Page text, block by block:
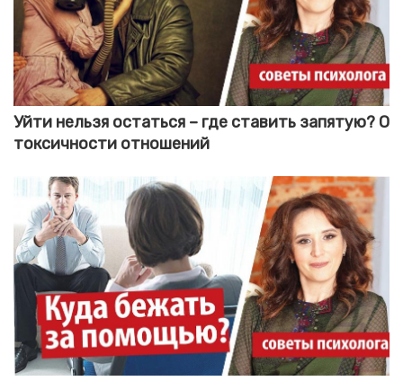
Уйти нельзя остаться – где ставить запятую? О
токсичности отношений